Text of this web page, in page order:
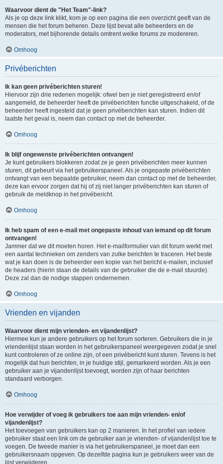
Waarvoor dient de "Het Team"-link?
Als je op deze link klikt, kom je op een pagina die een overzicht geeft van de
mensen die het forum beheren. Deze lijst bevat alle beheerders en de
moderators, met bijhorende details omtrent welke forums ze modereren.
Omhoog
Privéberichten
Ik kan geen privéberichten sturen!
Hiervoor zijn drie redenen mogelijk: ofwel ben je niet geregistreerd en/of
aangemeld, de beheerder heeft de privéberichten functie uitgeschakeld, of de
beheerder heeft ingesteld dat je geen privéberichten kan sturen. Indien dit
laatste het geval is, neem dan contact op met de beheerder.
Omhoog
Ik blijf ongewenste privéberichten ontvangen!
Je kunt gebruikers blokkeren zodat ze je geen privéberichten meer kunnen
sturen, dit gebeurt via het gebruikerspaneel. Als je ongepaste privéberichten
ontvangt van een bepaalde gebruiker, neem dan contact op met de beheerder,
deze kan ervoor zorgen dat hij of zij niet langer privéberichten kan sturen of
gebruik de meldknop in het privébericht.
Omhoog
Ik heb spam of een e-mail met ongepaste inhoud van iemand op dit forum
ontvangen!
Jammer dat we dit moeten horen. Het e-mailformulier van dit forum werkt met
een aantal technieken om zenders van zulke berichten te traceren. Het beste
wat je kan doen is de beheerder een kopie van het bericht e-mailen, inclusief
de headers (hierin staan de details van de gebruiker die de e-mail stuurde).
Deze zal dan de nodige stappen ondernemen.
Omhoog
Vrienden en vijanden
Waarvoor dient mijn vrienden- en vijandenlijst?
Hiermee kun je andere gebruikers op het forum sorteren. Gebruikers die in je
vriendenlijst staan worden in het gebruikerspaneel weergegeven zodat je snel
kunt controleren of ze online zijn, of een privébericht kunt sturen. Tevens is het
mogelijk dat hun berichten, in je huidige stijl, gemarkeerd worden. Als je een
gebruiker aan je vijandenlijst toevoegt, worden zijn of haar berichten
standaard verborgen.
Omhoog
Hoe verwijder of voeg ik gebruikers toe aan mijn vrienden- en/of
vijandenlijst?
Het toevoegen van gebruikers kan op 2 manieren. In het profiel van iedere
gebruiker staat een link om de gebruiker aan je vrienden- of vijandenlijst toe te
voegen. De tweede manier is via het gebruikerspaneel, je moet dan een
gebruikersnaam opgeven. Op dezelfde pagina kun je gebruikers weer van de
lijst verwijderen.